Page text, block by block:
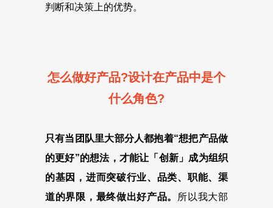
判断和决策上的优势。
怎么做好产品?设计在产品中是个
什么角色?
只有当团队里大部分人都抱着“想把产品做
的更好”的想法，才能让「创新」成为组织
的基因，进而突破行业、品类、职能、渠
道的界限，最终做出好产品。
所以我大部